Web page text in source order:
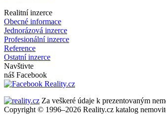
Realitní inzerce
Obecné informace
Jednorázová inzerce
Profesionální inzerce
Reference
Ostatní inzerce
Navštivte
náš Facebook
Za veškeré údaje k prezentovaným
Copyright © 1996–2026 Reality.cz katalog